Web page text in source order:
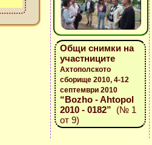
Общи снимки на
участниците
Ахтополското
сборище 2010, 4-12
септември 2010
“Bozho - Ahtopol
2010 - 0182” (№ 1
от 9)